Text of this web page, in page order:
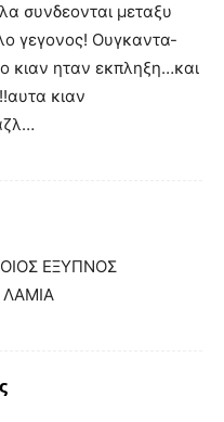
συνδεονται μεταξυ
γεγονος! Ουγκαντα-
κιαν ηταν εκπληξη…και
κιαν
ΕΞΥΠΝΟΣ